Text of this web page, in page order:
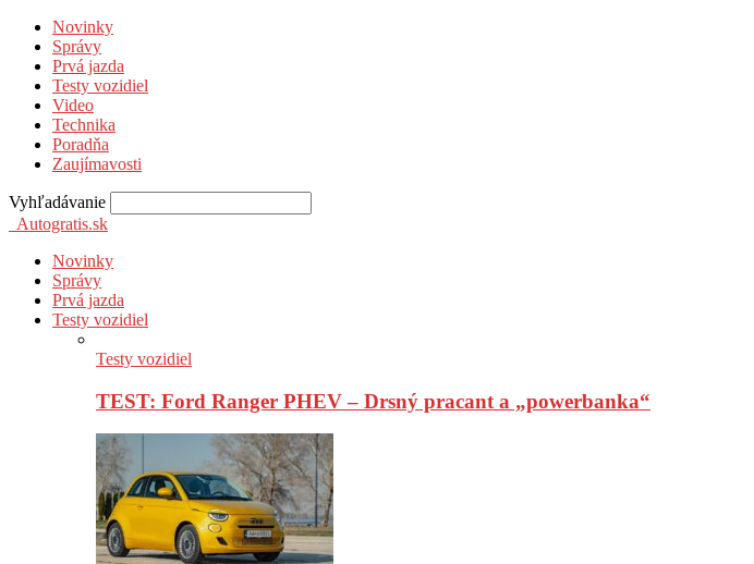
Novinky
Správy
Prvá jazda
Testy vozidiel
Video
Technika
Poradňa
Zaujímavosti
Vyhľadávanie
Autogratis.sk
Novinky
Správy
Prvá jazda
Testy vozidiel
Testy vozidiel
TEST: Ford Ranger PHEV – Drsný pracant a „powerbanka“